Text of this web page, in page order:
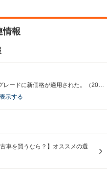
情報
示する
車を買うなら？】オススメの選